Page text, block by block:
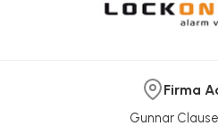
Firma
Gunnar